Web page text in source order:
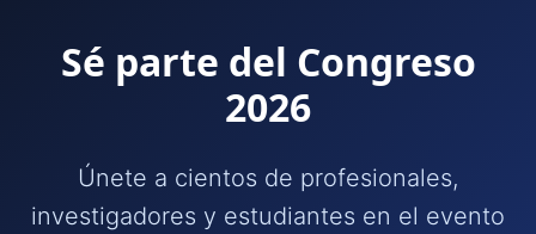
Sé parte del Congreso
2026
Únete a cientos de profesionales,
investigadores y estudiantes en el evento